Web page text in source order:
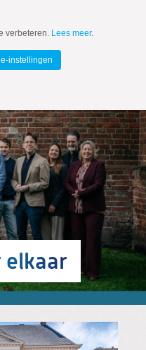
MENU
Zoeken
elkaar
verbeteren. Lees meer.
instellingen